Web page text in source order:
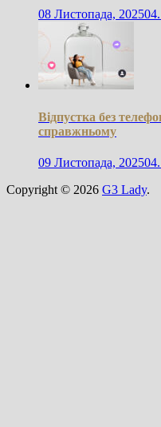
08 Листопада, 2025
Відпустка без
справжньому
09 Листопада, 2025
Copyright © 2026 G3 Lady.